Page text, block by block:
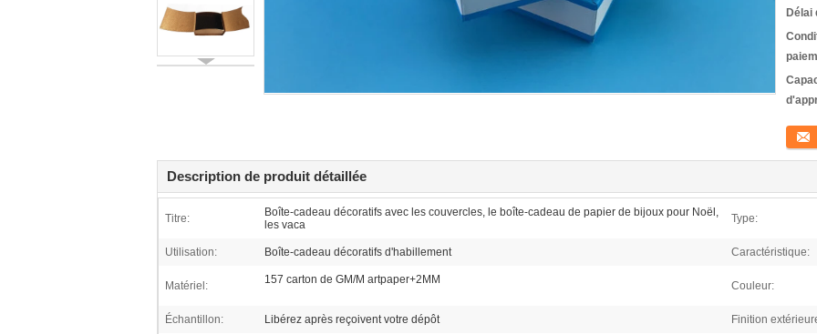
Délai
Description de produit détaillée
Titre:
Boîte-cadeau décoratifs avec les couvercles, le boîte-cadeau de papier de bijoux pour Noël,
les vaca
Type:
Utilisation: Boîte-cadeau décoratifs d'habillement Caractéristique:
Matériel: 157 carton de GM/M artpaper+2MM Couleur:
Échantillon: Libérez après reçoivent votre dépôt Finition